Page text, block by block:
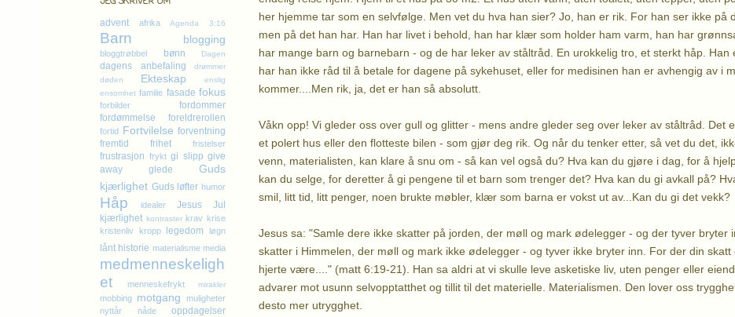
her hjemme tar som en selvfølge. Men vet du hva han sier? Jo, han er rik. For han ser ikke på
men på det han har. Han har livet i behold, han har klær som holder ham varm, han har
har mange barn og barnebarn - og de har leker av ståltråd. En urokkelig tro, et sterkt håp. Han
har han ikke råd til å betale for dagene på sykehuset, eller for medisinen han er avhengig av i
kommer....Men rik, ja, det er han så absolutt.
Våkn opp! Vi gleder oss over gull og glitter - mens andre gleder seg over leker av ståltråd. Det
et polert hus eller den flotteste bilen - som gjør deg rik. Og når du tenker etter, så vet du det,
venn, materialisten, kan klare å snu om - så kan vel også du? Hva kan du gjøre i dag, for å
kan du selge, for deretter å gi pengene til et barn som trenger det? Hva kan du gi avkall på?
smil, litt tid, litt penger, noen brukte møbler, klær som barna er vokst ut av...Kan du gi det vekk?
Jesus sa: "Samle dere ikke skatter på jorden, der møll og mark ødelegger - og der tyver bryter
skatter i Himmelen, der møll og mark ikke ødelegger - og tyver ikke bryter inn. For der din skatt
hjerte være...." (matt 6:19-21). Han sa aldri at vi skulle leve asketiske liv, uten penger eller
advarer mot usunn selvopptatthet og tillit til det materielle. Materialismen. Den lover oss
desto mer utrygghet.
advent afrika Agenda 3:16
Barn blogging
bloggtrøbbel bønn Dagen
dagens anbefaling
drømmer
døden
Ekteskap
enslig
ensomhet familie fasade fokus
forbilder
fordommer
fordømmelse
foreldrerollen
fortid Fortvilelse forventning
fremtid
frihet fristelser
frustrasjon frykt gi slipp give
away
glede
Guds
kjærlighet Guds løfter humor
Håp idealer Jesus
Jul
kjærlighet kontraster krav krise
kristenliv kropp legedom løgn
lånt historie materialisme media
medmenneskeligh
et
menneskefrykt mirakler
mobbing motgang
muligheter
nyttår
nåde oppdagelser